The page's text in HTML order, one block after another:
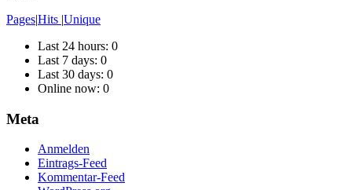
Pages|Hits |Unique
Last 24 hours: 0
Last 7 days: 0
Last 30 days: 0
Online now: 0
Meta
Anmelden
Eintrags-Feed
Kommentar-Feed